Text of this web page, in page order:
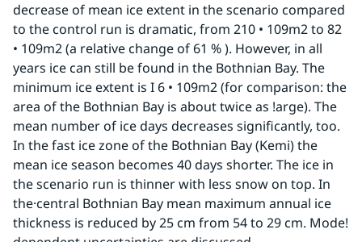
decrease of mean ice extent in the scenario compared
to the control run is dramatic, from 210 • 109m2 to 82
• 109m2 (a relative change of 61 % ). However, in all
years ice can still be found in the Bothnian Bay. The
minimum ice extent is I 6 • 109m2 (for comparison: the
area of the Bothnian Bay is about twice as !arge). The
mean number of ice days decreases significantly, too.
In the fast ice zone of the Bothnian Bay (Kemi) the
mean ice season becomes 40 days shorter. The ice in
the scenario run is thinner with less snow on top. In
the·central Bothnian Bay mean maximum annual ice
thickness is reduced by 25 cm from 54 to 29 cm. Mode!